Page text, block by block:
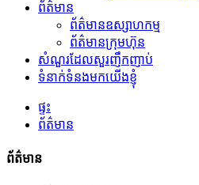
ព័ត៌មាន
ព័ត៌មានឧស្សាហកម្ម
ព័ត៌មានក្រុមហ៊ុន
សំណួរដែលសួរញឹកញាប់
ទំនាក់ទំនងមកយើងខ្ញុំ
ផ្ទះ
ព័ត៌មាន
ព័ត៌មាន